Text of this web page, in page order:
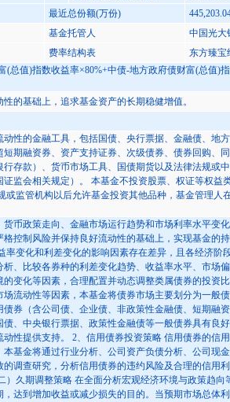
最近总份额(万份)
基金托管人
中国光大
费率结构表 东方臻宝
(总值)指数收益率×80%+中债-地方政府债财富(总值)
的基础上，追求基金资产的长期稳健增值。
性的金融工具，包括国债、央行票据、金融债、地
期融资券、资产支持证券、次级债券、债券回购、
存款）、货币市场工具、国债期货以及法律法规或
监会相关规定）。 本基金不投资股票、权证等权益
或监管机构以后允许基金投资其他品种，基金管理人
币政策走向、金融市场运行趋势和市场利率水平变
控制风险并保持良好流动性的基础上，实现基金的
率变化和利差变化的影响因素存在差异，且各经济阶
、比较各券种的利差变化趋势、收益率水平、市场
变化等因素，合理配置并动态调整类属债券的投资
流动性等因素，本基金将债券市场主要划分为一般
券（含公司债、企业债、非政策性金融债、短期融
债、中央银行票据、政策性金融债等一般债券具有良
性提供支持。 2、信用债券投资策略 信用债券的信
基金将通过行业分析、公司资产负债分析、公司现
调查研究，分析信用债券的违约风险及合理的信用
）久期调整策略 在全面分析宏观经济环境与政策趋向
达到增加收益或减少损失的目的。当预期市场总体